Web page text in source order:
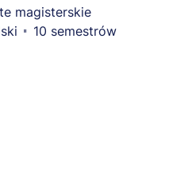
magisterskie
10 semestrów